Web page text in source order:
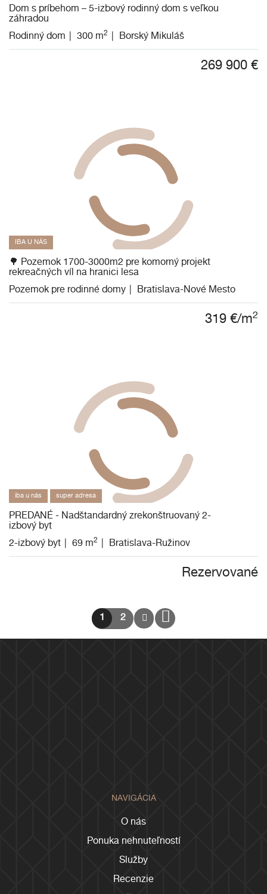
Dom s príbehom – 5-izbový rodinný dom s veľkou
záhradou
Rodinný dom 300 m2 Borský Mikuláš
269 900 €
🌳 Pozemok 1700-3000m2 pre komorný projekt
rekreačných víl na hranici lesa
IBA U NÁS
Pozemok pre rodinné domy Bratislava-Nové Mesto
319 €/m2
PREDANÉ - Nadštandardný zrekonštruovaný 2-
izbový byt
iba u nás super adresa
2-izbový byt 69 m2 Bratislava-Ružinov
Rezervované
1 2
NAVIGÁCIA
O nás
Ponuka nehnuteľností
Služby
Recenzie